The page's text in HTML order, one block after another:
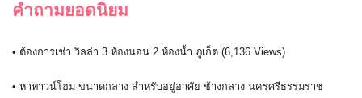
คำถามยอดนิยม
• ต้องการเช่า วิลล่า 3 ห้องนอน 2 ห้องน้ำ ภูเก็ต (6,136 Views)
• หาทาวน์โฮม ขนาดกลาง สำหรับอยู่อาศัย ช้างกลาง นครศรีธรรมราช